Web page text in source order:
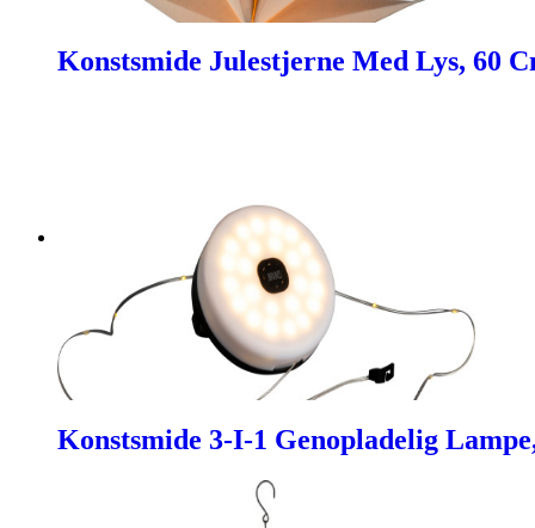
Konstsmide Julestjerne Med Lys, 60
Konstsmide 3-I-1 Genopladelig